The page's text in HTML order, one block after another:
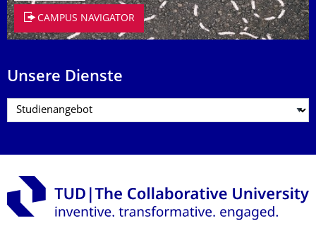
CAMPUS NAVIGATOR
Unsere Dienste